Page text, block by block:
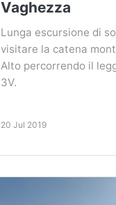
Vaghezza
Lunga escursione di
visitare la catena
Alto percorrendo il
3V.
20 Jul 2019